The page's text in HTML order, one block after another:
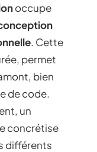
occupe
. Cette
permet
bien
de code.
un
concrétise
différents